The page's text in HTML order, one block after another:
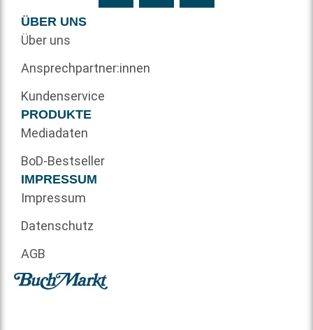
ÜBER UNS
Über uns
Ansprechpartner:innen
Kundenservice
PRODUKTE
Mediadaten
BoD-Bestseller
IMPRESSUM
Impressum
Datenschutz
AGB